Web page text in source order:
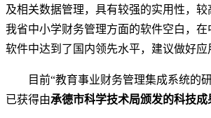
及相关数据管理，具有较强的实用性，较
我省中小学财务管理方面的软件空白，
软件中达到了国内领先水平，建议做好应
目前“教育事业财务管理集成系统的
已获得由承德市科学技术局颁发的科技成